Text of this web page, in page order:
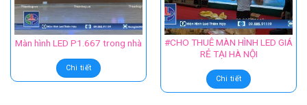
Màn hình LED P1.667 trong nhà
Chi tiết
#CHO THUÊ MÀN HÌNH LED GIÁ
RẺ TẠI HÀ NỘI
Chi tiết